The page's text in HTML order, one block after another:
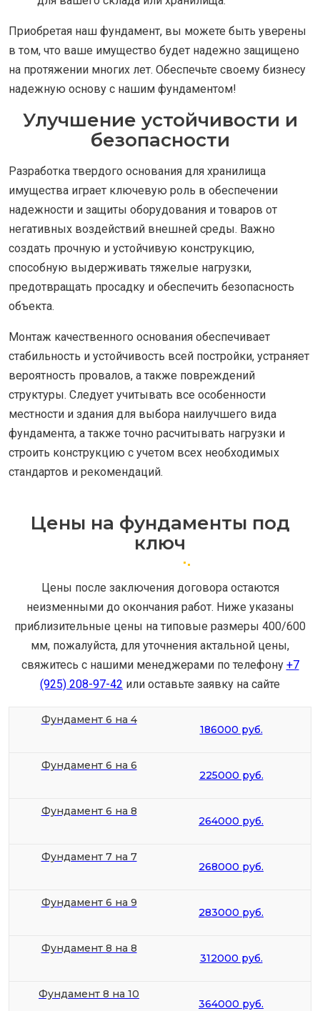
Приобретая наш фундамент, вы можете быть уверены
в том, что ваше имущество будет надежно защищено
на протяжении многих лет. Обеспечьте своему бизнесу
надежную основу с нашим фундаментом!
Улучшение устойчивости и
безопасности
Разработка твердого основания для хранилища
имущества играет ключевую роль в обеспечении
надежности и защиты оборудования и товаров от
негативных воздействий внешней среды. Важно
создать прочную и устойчивую конструкцию,
способную выдерживать тяжелые нагрузки,
предотвращать просадку и обеспечить безопасность
объекта.
Монтаж качественного основания обеспечивает
стабильность и устойчивость всей постройки, устраняет
вероятность провалов, а также повреждений
структуры. Следует учитывать все особенности
местности и здания для выбора наилучшего вида
фундамента, а также точно расчитывать нагрузки и
строить конструкцию с учетом всех необходимых
стандартов и рекомендаций.
Цены на фундаменты под
ключ
Цены после заключения договора остаются
неизменными до окончания работ. Ниже указаны
приблизительные цены на типовые размеры 400/600
мм, пожалуйста, для уточнения актальной цены,
свяжитесь с нашими менеджерами по телефону +7
(925) 208-97-42 или оставьте заявку на сайте
Фундамент 6 на 4
186000 руб.
Фундамент 6 на 6
225000 руб.
Фундамент 6 на 8
264000 руб.
Фундамент 7 на 7
268000 руб.
Фундамент 6 на 9
283000 руб.
Фундамент 8 на 8
312000 руб.
Фундамент 8 на 10
364000 руб.